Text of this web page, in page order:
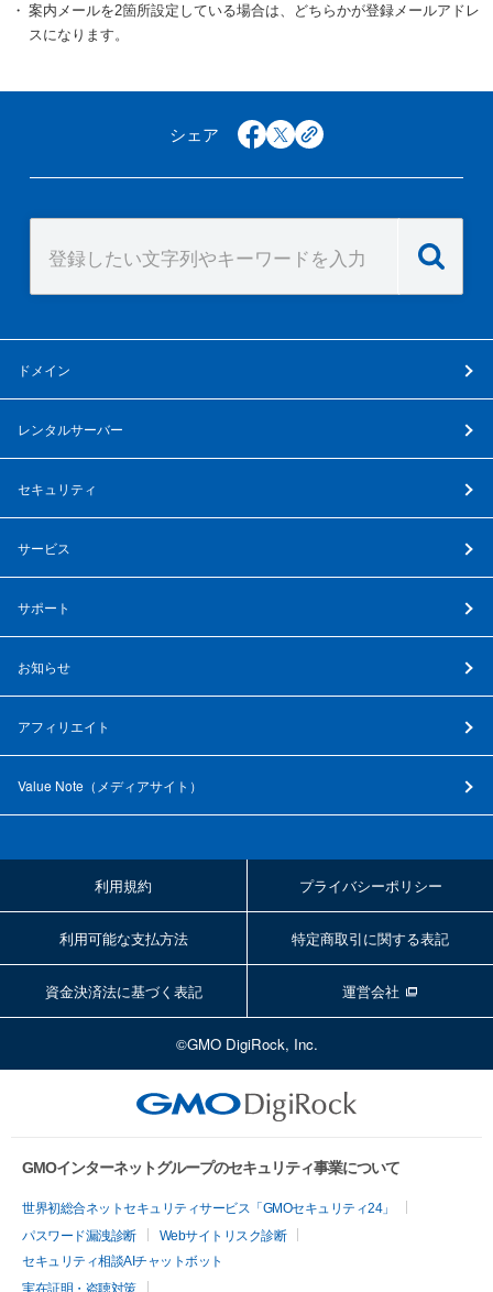
案内メールを2箇所設定している場合は、どちらかが登録メールアドレ
スになります。
シェア facebook
x copy
ドメイン
レンタルサーバー
セキュリティ
サービス
サポート
お知らせ
アフィリエイト
Value Note（ メディアサイト ）
利用規約 プライバシーポリシー
利用可能な支払方法 特定商取引に関する表記
資金決済法に基づく表記 運営会社
©GMO DigiRock, Inc.
GMOインターネットグループのセキュリティ事業について
世界初総合ネットセキュリティサービス「GMOセキュリティ24」
パスワード漏洩診断
Webサイトリスク診断
セキュリティ相談AIチャットボット
実在証明・盗聴対策